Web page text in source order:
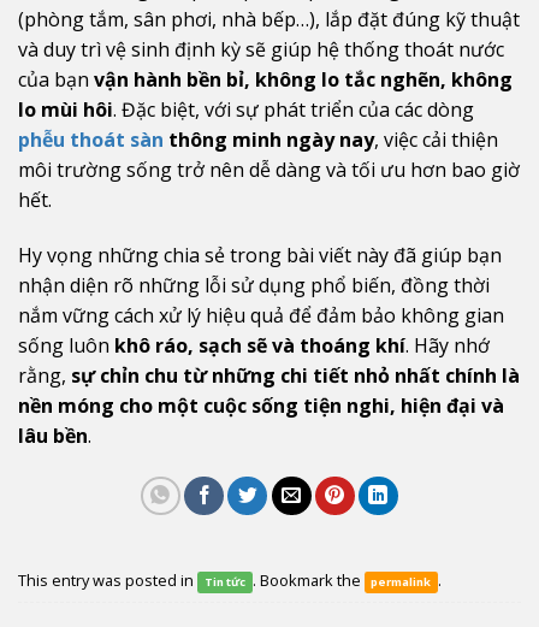
(phòng tắm, sân phơi, nhà bếp…), lắp đặt đúng kỹ thuật
và duy trì vệ sinh định kỳ sẽ giúp hệ thống thoát nước
của bạn vận hành bền bỉ, không lo tắc nghẽn, không
lo mùi hôi. Đặc biệt, với sự phát triển của các dòng
phễu thoát sàn thông minh ngày nay, việc cải thiện
môi trường sống trở nên dễ dàng và tối ưu hơn bao giờ
hết.
Hy vọng những chia sẻ trong bài viết này đã giúp bạn
nhận diện rõ những lỗi sử dụng phổ biến, đồng thời
nắm vững cách xử lý hiệu quả để đảm bảo không gian
sống luôn khô ráo, sạch sẽ và thoáng khí. Hãy nhớ
rằng, sự chỉn chu từ những chi tiết nhỏ nhất chính là
nền móng cho một cuộc sống tiện nghi, hiện đại và
lâu bền.
This entry was posted in Tin tức . Bookmark the permalink .